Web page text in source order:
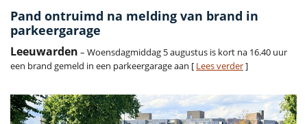
Pand ontruimd na melding van brand in
parkeergarage
Leeuwarden – Woensdagmiddag 5 augustus is kort na 16.40 uur
een brand gemeld in een parkeergarage aan [ Lees verder]